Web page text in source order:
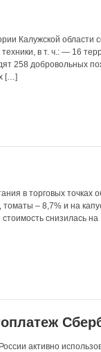
Калужской области
в т. ч.: — 16
258 добровольных
[…]
в торговых точках
– 8,7% и на
снизилась на
активно